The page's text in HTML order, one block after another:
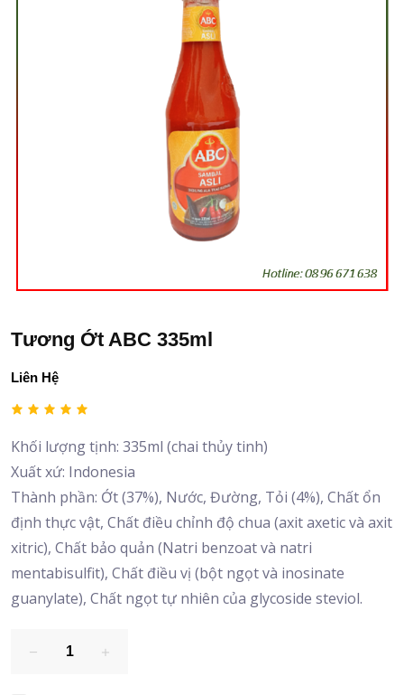
Tương Ớt ABC 335ml
Liên Hệ
Khối lượng tịnh: 335ml (chai thủy tinh)
Xuất xứ: Indonesia
Thành phần: Ớt (37%), Nước, Đường, Tỏi (4%), Chất ổn
định thực vật, Chất điều chỉnh độ chua (axit axetic và axit
xitric), Chất bảo quản (Natri benzoat và natri
mentabisulfit), Chất điều vị (bột ngọt và inosinate
guanylate), Chất ngọt tự nhiên của glycoside steviol.